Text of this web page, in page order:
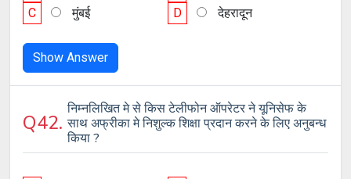
C
मुंबई D देहरादून
Show Answer
Q42.
निम्नलिखित मे से किस टेलीफोन ऑपरेटर ने यूनिसेफ के
साथ अफ्रीका मे निशुल्क शिक्षा प्रदान करने के लिए अनुबन्ध
किया ?